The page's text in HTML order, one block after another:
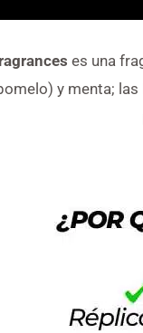
es una
y menta;